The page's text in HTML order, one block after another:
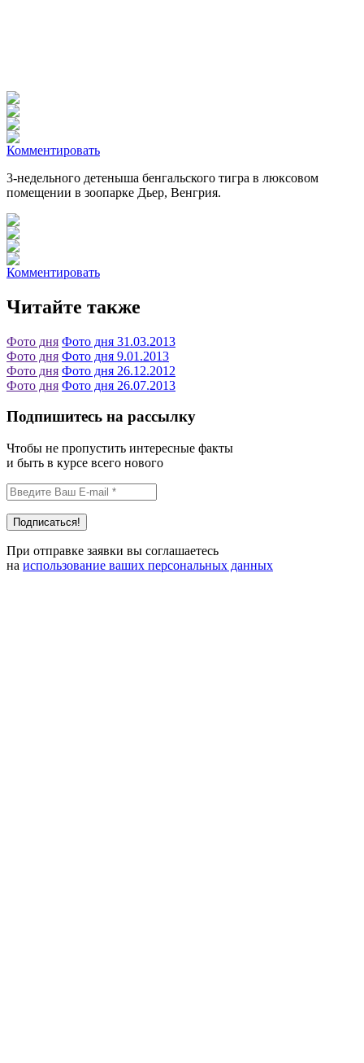
Комментировать
3-недельного детеныша бенгальского тигра в люксовом
помещении в зоопарке Дьер, Венгрия.
Комментировать
Читайте также
Фото дня Фото дня 31.03.2013
Фото дня Фото дня 9.01.2013
Фото дня Фото дня 26.12.2012
Фото дня Фото дня 26.07.2013
Подпишитесь на рассылку
Чтобы не пропустить интересные факты
и быть в курсе всего нового
При отправке заявки вы соглашаетесь
на использование ваших персональных данных